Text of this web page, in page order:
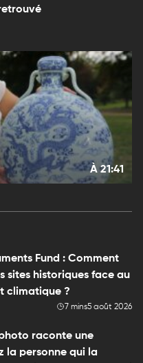
À 21:41
Fund : Comment
sites historiques face au
climatique ?
7 mins5 août 2026
raconte une
la personne qui la